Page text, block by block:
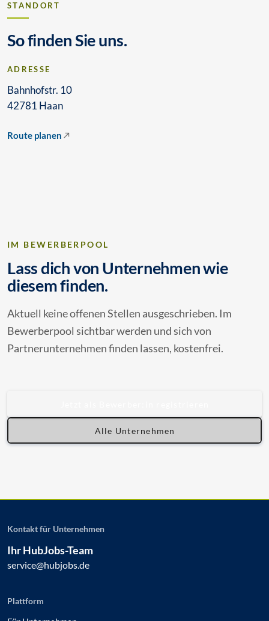
STANDORT
So finden Sie uns.
ADRESSE
Bahnhofstr. 10
42781 Haan
Route planen
IM BEWERBERPOOL
Lass dich von Unternehmen wie
diesem finden.
Aktuell keine offenen Stellen ausgeschrieben. Im
Bewerberpool sichtbar werden und sich von
Partnerunternehmen finden lassen, kostenfrei.
Alle Unternehmen
Kontakt für Unternehmen
Ihr HubJobs-Team
service@hubjobs.de
Plattform